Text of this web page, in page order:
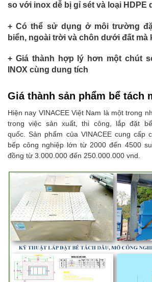
so với inox dễ bị gỉ sét và loại HDPE
+ Có thể sử dụng ở môi trường
biển, ngoài trời và chôn dưới đất mà
+ Giá thành hợp lý hơn một chút
INOX cùng dung tích
Giá thành sản phẩm bể tách
Hiện nay VINACEE Việt Nam là một trong
trong việc sản xuất, thi công, lắp đặt
quốc. Sản phẩm của VINACEE cung cấp
bếp công nghiệp lớn từ 2000 đển 4500
đồng từ 3.000.000 đến 250.000.000 vnd.